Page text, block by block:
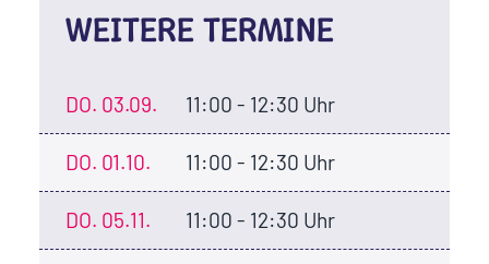
WEITERE TERMINE
DO. 03.09. 11:00 - 12:30 Uhr
DO. 01.10. 11:00 - 12:30 Uhr
DO. 05.11. 11:00 - 12:30 Uhr